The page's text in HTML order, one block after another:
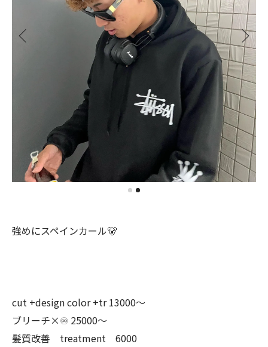
強めにスペインカール🐻
cut +design color +tr 13000〜
ブリーチ×♾ 25000〜
髪質改善 treatment 6000